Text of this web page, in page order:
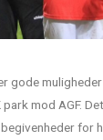
gode
mod AGF.
for